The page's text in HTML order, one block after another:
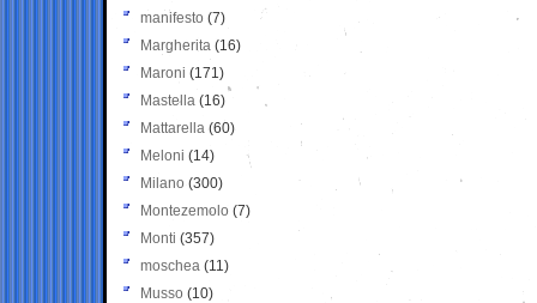
manifesto (7)
Margherita (16)
Maroni (171)
Mastella (16)
Mattarella (60)
Meloni (14)
Milano (300)
Montezemolo (7)
Monti (357)
moschea (11)
Musso (10)